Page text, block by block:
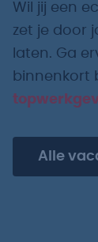
Wil jij een
zet je door
laten. Ga
binnenkort
Alle